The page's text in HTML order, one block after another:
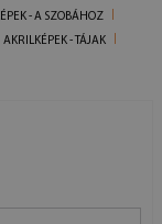
- A SZOBÁHOZ
AKRILKÉPEK - TÁJAK